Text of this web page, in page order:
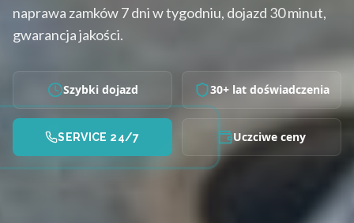
naprawa zamków 7 dni w tygodniu, dojazd 30 minut,
gwarancja jakości.
Szybki dojazd 30+ lat doświadczenia
SERVICE 24/7 Uczciwe ceny